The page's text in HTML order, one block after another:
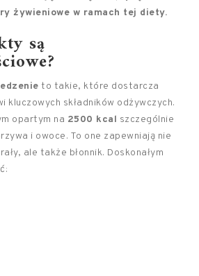
żywieniowe w ramach tej diety.
są
to takie, które dostarcza
kluczowych składników odżywczych.
opartym na 2500 kcal szczególnie
i owoce. To one zapewniają nie
ale także błonnik. Doskonałym